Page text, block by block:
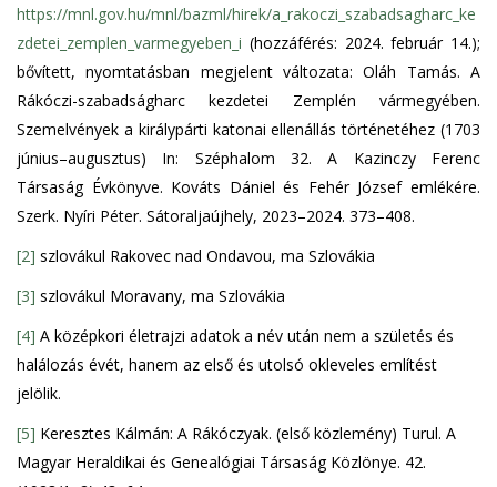
https://mnl.gov.hu/mnl/bazml/hirek/a_rakoczi_szabadsagharc_ke
zdetei_zemplen_varmegyeben_i (hozzáférés: 2024. február 14.);
bővített, nyomtatásban megjelent változata: Oláh Tamás. A
Rákóczi-szabadságharc kezdetei Zemplén vármegyében.
Szemelvények a királypárti katonai ellenállás történetéhez (1703
június–augusztus) In: Széphalom 32. A Kazinczy Ferenc
Társaság Évkönyve. Kováts Dániel és Fehér József emlékére.
Szerk. Nyíri Péter. Sátoraljaújhely, 2023–2024. 373–408.
[2] szlovákul Rakovec nad Ondavou, ma Szlovákia
[3] szlovákul Moravany, ma Szlovákia
[4] A középkori életrajzi adatok a név után nem a születés és
halálozás évét, hanem az első és utolsó okleveles említést
jelölik.
[5] Keresztes Kálmán: A Rákóczyak. (első közlemény) Turul. A
Magyar Heraldikai és Genealógiai Társaság Közlönye. 42.